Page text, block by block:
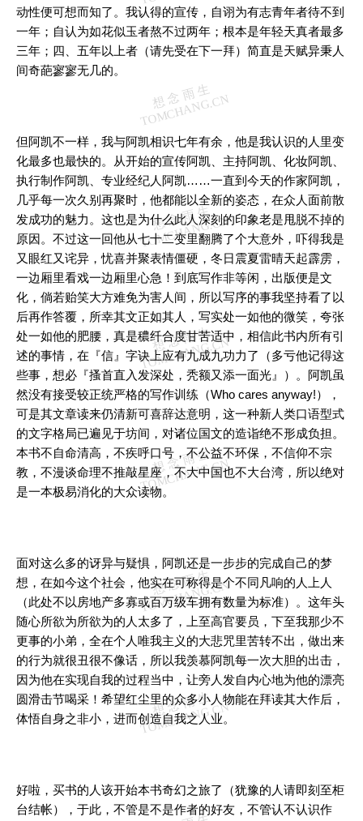
动性便可想而知了。我认得的宣传，自诩为有志青年者待不到
一年；自认为如花似玉者熬不过两年；根本是年轻天真者最多
三年；四、五年以上者（请先受在下一拜）简直是天赋异秉人
间奇葩寥寥无几的。
但阿凯不一样，我与阿凯相识七年有余，他是我认识的人里变
化最多也最快的。从开始的宣传阿凯、主持阿凯、化妆阿凯、
执行制作阿凯、专业经纪人阿凯……一直到今天的作家阿凯，
几乎每一次久别再聚时，他都能以全新的姿态，在众人面前散
发成功的魅力。这也是为什么此人深刻的印象老是甩脱不掉的
原因。不过这一回他从七十二变里翻腾了个大意外，吓得我是
又眼红又诧异，忧喜并聚表情僵硬，冬日震夏雷晴天起霹雳，
一边厢里看戏一边厢里心急！到底写作非等闲，出版便是文
化，倘若贻笑大方难免为害人间，所以写序的事我坚持看了以
后再作答覆，所幸其文正如其人，写实处一如他的微笑，夸张
处一如他的肥腰，真是穠纤合度甘苦适中，相信此书内所有引
述的事情，在『信』字诀上应有九成九功力了（多亏他记得这
些事，想必『搔首直入发深处，秃额又添一面光』）。阿凯虽
然没有接受较正统严格的写作训练（Who cares anyway!），
可是其文章读来仍清新可喜辞达意明，这一种新人类口语型式
的文字格局已遍见于坊间，对诸位国文的造诣绝不形成负担。
本书不自命清高，不疾呼口号，不公益不环保，不信仰不宗
教，不漫谈命理不推敲星座，不大中国也不大台湾，所以绝对
是一本极易消化的大众读物。
面对这么多的讶异与疑惧，阿凯还是一步步的完成自己的梦
想，在如今这个社会，他实在可称得是个不同凡响的人上人
（此处不以房地产多寡或百万级车拥有数量为标准）。这年头
随心所欲为所欲为的人太多了，上至高官要员，下至我那少不
更事的小弟，全在个人唯我主义的大悲咒里苦转不出，做出来
的行为就很丑很不像话，所以我羡慕阿凯每一次大胆的出击，
因为他在实现自我的过程当中，让旁人发自内心地为他的漂亮
圆滑击节喝采！希望红尘里的众多小人物能在拜读其大作后，
体悟自身之非小，进而创造自我之人业。
好啦，买书的人该开始本书奇幻之旅了（犹豫的人请即刻至柜
台结帐），于此，不管是不是作者的好友，不管认不认识作